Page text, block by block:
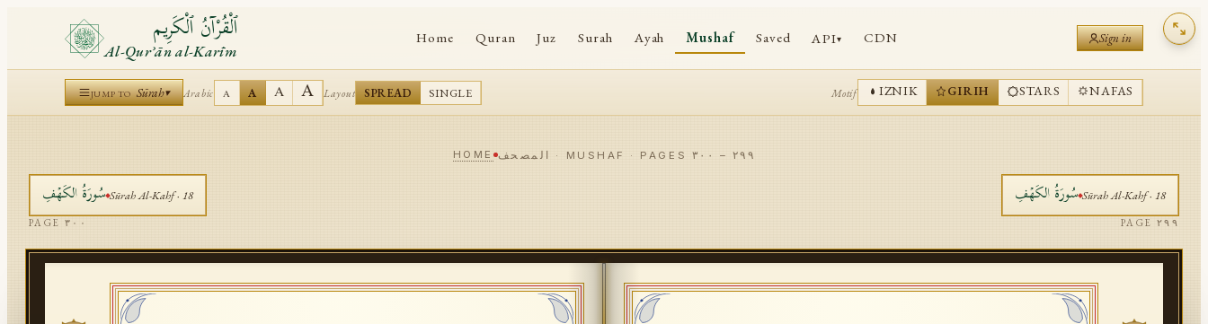
ٱلْقُرْآنُ ٱلْكَرِيم
Al-Qurʾān al-Karīm
Home Quran Juz Surah Ayah Mushaf Saved API▾ CDN Sign in
JUMP TO Sūrah▾ Arabic A A A A Layout SPREAD SINGLE Motif IZNIK GIRIH STARS NAFAS
HOME المصحف · MUSHAF · PAGES ٢٩٩ – ٣٠٠
سُورَةُالكَهۡفِ SūrahAl-Kahf· 18
PAGE ٣٠٠
سُورَةُالكَهۡفِ SūrahAl-Kahf· 18
PAGE ٢٩٩